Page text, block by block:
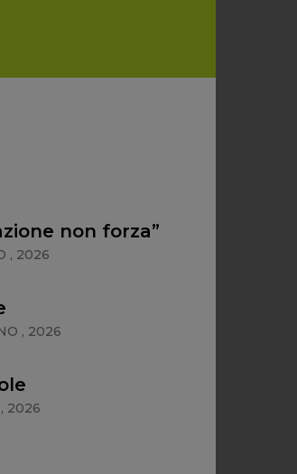
non forza”
, 2026
, 2026
, 2026